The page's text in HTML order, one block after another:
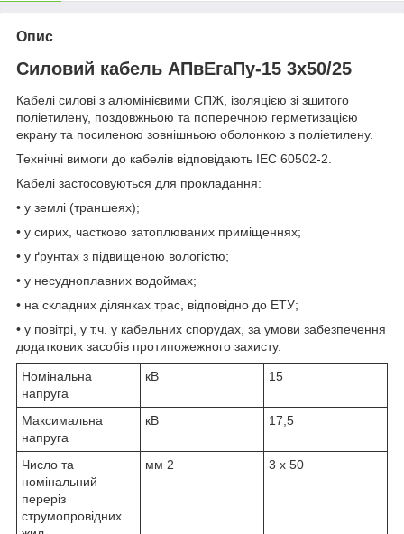
Опис
Силовий кабель АПвЕгаПу-15 3х50/25
Кабелі силові з алюмінієвими СПЖ, ізоляцією зі зшитого
поліетилену, поздовжньою та поперечною герметизацією
екрану та посиленою зовнішньою оболонкою з поліетилену.
Технічні вимоги до кабелів відповідають IEC 60502-2.
Кабелі застосовуються для прокладання:
• у землі (траншеях);
• у сирих, частково затоплюваних приміщеннях;
• у ґрунтах з підвищеною вологістю;
• у несудноплавних водоймах;
• на складних ділянках трас, відповідно до ЕТУ;
• у повітрі, у т.ч. у кабельних спорудах, за умови забезпечення
додаткових засобів протипожежного захисту.
Номінальна
напруга
кВ 15
Максимальна
напруга
кВ 17,5
Число та
номінальний
переріз
струмопровідних
мм 2 3 x 50